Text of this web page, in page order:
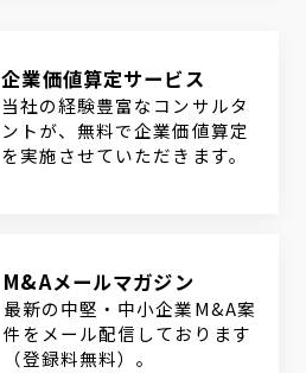
企業価値算定サービス
当社の経験豊富なコンサルタ
ントが、無料で企業価値算定
を実施させていただきます。
M&Aメールマガジン
最新の中堅・中小企業M&A案
件をメール配信しております
（登録料無料）。